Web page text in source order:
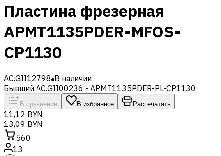
Пластина фрезерная
APMT1135PDER-MFOS-
CP1130
AC.GII12798 В наличии
Бывший AC.GII00236 - APMT1135PDER-PL-CP1130
В сравнение В избранное Распечатать
11,12 BYN
13,09 BYN
560
13